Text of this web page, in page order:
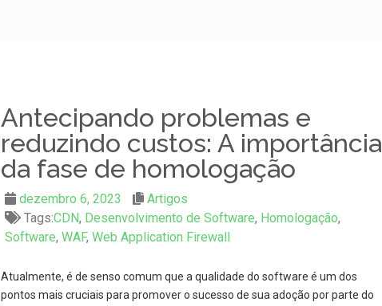
Antecipando problemas e
reduzindo custos: A importância
da fase de homologação
dezembro 6, 2023
Artigos
Tags:CDN, Desenvolvimento de Software, Homologação,
Software, WAF, Web Application Firewall
Atualmente, é de senso comum que a qualidade do software é um dos
pontos mais cruciais para promover o sucesso de sua adoção por parte do